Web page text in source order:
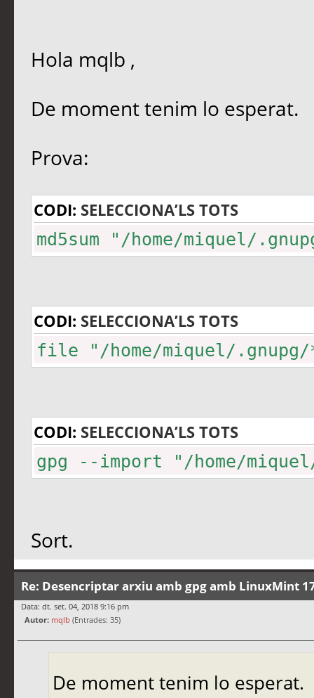
secring.gpg
-rw------- 1 miquel
Hola mqlb ,
De moment tenim lo esperat.
Prova:
CODI: SELECCIONA’LS TOTS
md5sum "/home/miquel/
CODI: SELECCIONA’LS TOTS
file "/home/miquel/
CODI: SELECCIONA’LS TOTS
gpg --import "/home/
Sort.
Re: Desencriptar arxiu amb gpg amb LinuxMint
Data: dt. set. 04, 2018 9:16 pm
Autor: mqlb (Entrades: 35)
De moment tenim lo esperat.